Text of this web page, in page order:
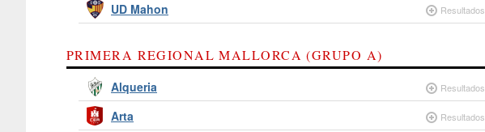
Resultados
UD Mahon
PRIMERA REGIONAL MALLORCA (GRUPO A)
Resultados
Alqueria
Resultados
Arta